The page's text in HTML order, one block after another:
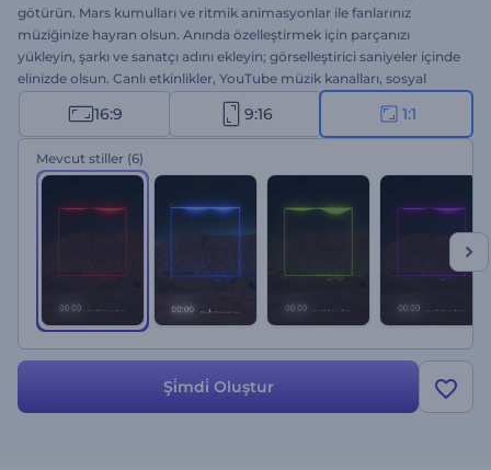
götürün. Mars kumulları ve ritmik animasyonlar ile fanlarınız
müziğinize hayran olsun. Anında özelleştirmek için parçanızı
yükleyin, şarkı ve sanatçı adını ekleyin; görselleştirici saniyeler içinde
elinizde olsun. Canlı etkinlikler, YouTube müzik kanalları, sosyal
medya platformları, müzik şovları vs. için ideal. Hemen oluşturun ve
dinleyicileri baştan sona kadar büyüleyin!
16:9 9:16 1:1
Mevcut stiller (6)
Şi̇mdi̇ Oluştur